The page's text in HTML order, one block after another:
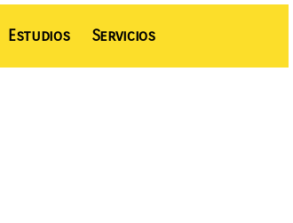
Estudios Servicios